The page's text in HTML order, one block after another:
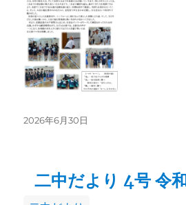
ー
投
2026年6月30日
二中だより 4号 令